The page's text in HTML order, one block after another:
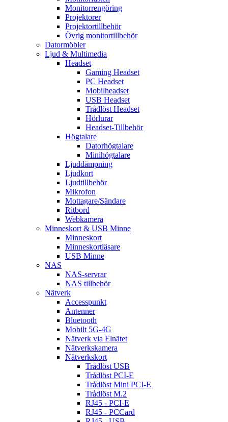
Monitorrengöring
Projektorer
Projektortillbehör
Övrig monitortillbehör
Datormöbler
Ljud & Multimedia
Headset
Gaming Headset
PC Headset
Mobilheadset
USB Headset
Trådlöst Headset
Hörlurar
Headset-Tillbehör
Högtalare
Datorhögtalare
Minihögtalare
Ljuddämpning
Ljudkort
Ljudtillbehör
Mikrofon
Mottagare/Sändare
Ritbord
Webkamera
Minneskort & USB Minne
Minneskort
Minneskortläsare
USB Minne
NAS
NAS-servrar
NAS tillbehör
Nätverk
Accesspunkt
Antenner
Bluetooth
Mobilt 5G-4G
Nätverk via Elnätet
Nätverkskamera
Nätverkskort
Trådlöst USB
Trådlöst PCI-E
Trådlöst Mini PCI-E
Trådlöst M.2
RJ45 - PCI-E
RJ45 - PCCard